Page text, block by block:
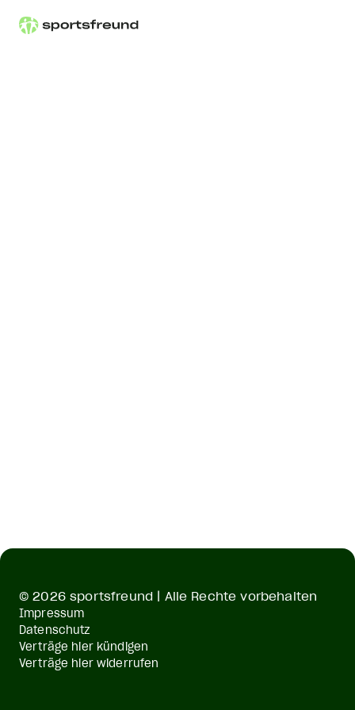
© 2026 sportsfreund | Alle Rechte vorbehalten
Impressum
Datenschutz
Verträge hier kündigen
Verträge hier widerrufen